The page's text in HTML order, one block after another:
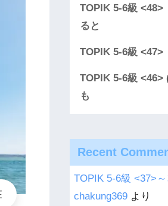
TOPIK 5-6級 <48>
ると
TOPIK 5-6級
TOPIK 5-6級
も
Recent
TOPIK 5-6級 <37>
chakung369 より